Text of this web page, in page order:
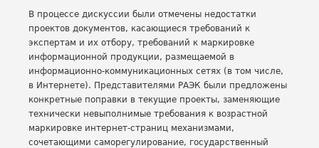
В процессе дискуссии были отмечены недостатки
проектов документов, касающиеся требований к
экспертам и их отбору, требований к маркировке
информационной продукции, размещаемой в
информационно-коммуникационных сетях (в том числе,
в Интернете). Представителями РАЭК были предложены
конкретные поправки в текущие проекты, заменяющие
технически невыполнимые требования к возрастной
маркировке интернет-страниц механизмами,
сочетающими саморегулирование, государственный